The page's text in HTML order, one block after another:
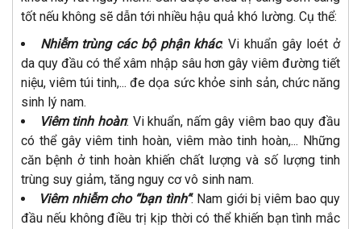
tốt nếu không sẽ dẫn tới nhiều hậu quả khó lường. Cụ thể:
Nhiễm trùng các bộ phận khác: Vi khuẩn gây loét ở
da quy đầu có thể xâm nhập sâu hơn gây viêm đường tiết
niệu, viêm túi tinh,... đe dọa sức khỏe sinh sản, chức năng
sinh lý nam.
Viêm tinh hoàn: Vi khuẩn, nấm gây viêm bao quy đầu
có thể gây viêm tinh hoàn, viêm mào tinh hoàn,... Những
căn bệnh ở tinh hoàn khiến chất lượng và số lượng tinh
trùng suy giảm, tăng nguy cơ vô sinh nam.
Viêm nhiễm cho “bạn tình”: Nam giới bị viêm bao quy
đầu nếu không điều trị kịp thời có thể khiến bạn tình mắc